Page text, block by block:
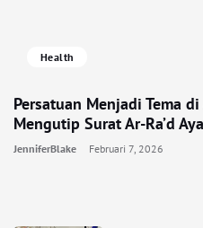
Health
Persatuan Menjadi Tema
Mengutip Surat Ar-Ra’d
JenniferBlake Februari 7, 2026